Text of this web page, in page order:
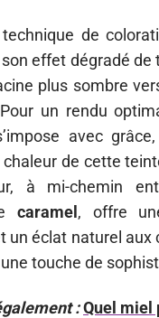
de
effet dégradé de
plus sombre
un rendu
avec
de cette
à mi-chemin
caramel, offre
un éclat naturel aux
touche de
:Quel miel